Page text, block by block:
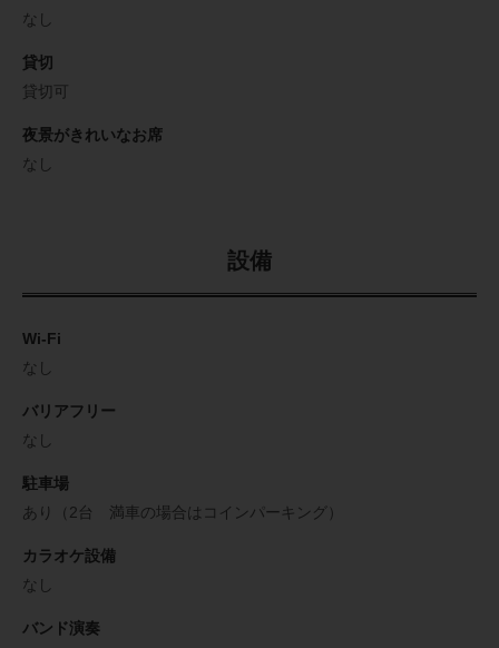
なし
貸切
貸切可
夜景がきれいなお席
なし
設備
Wi-Fi
なし
バリアフリー
なし
駐車場
あり（2台 満車の場合はコインパーキング）
カラオケ設備
なし
バンド演奏